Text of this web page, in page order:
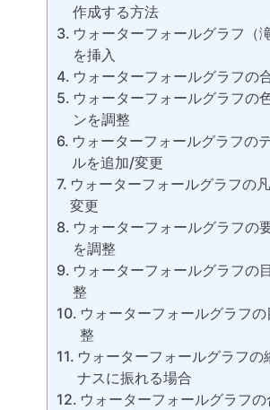
作成する方法
ウォーターフォールグラフ（
を挿入
ウォーターフォールグラフの
ウォーターフォールグラフの
ンを調整
ウォーターフォールグラフの
ルを追加/変更
ウォーターフォールグラフの
変更
ウォーターフォールグラフの
を調整
ウォーターフォールグラフの
整
ウォーターフォールグラフ
整
ウォーターフォールグラフの
ナスに振れる場合
ウォーターフォールグラフ